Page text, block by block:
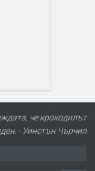
че крокодилът
- Уинстън Чърчил